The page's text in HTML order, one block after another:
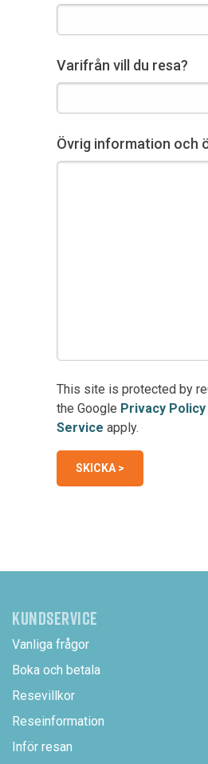
Varifrån vill du resa?
Övrig information och
This site is protected by
the Google Privacy Policy
Service apply.
KUNDSERVICE
Vanliga frågor
Boka och betala
Resevillkor
Reseinformation
Inför resan